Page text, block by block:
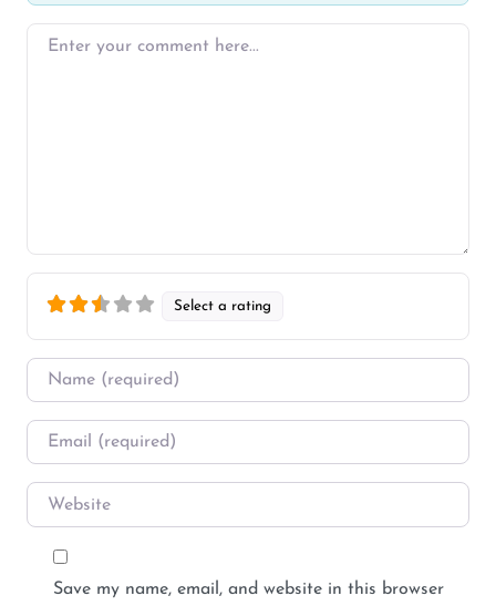
Enter your comment here…
Select a rating
Name
Email
Website
Save my name, email, and website in this browser